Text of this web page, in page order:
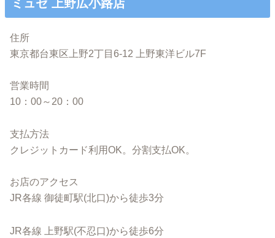
ミュゼ 上野広小路店
住所
東京都台東区上野2丁目6-12 上野東洋ビル7F
営業時間
10：00～20：00
支払方法
クレジットカード利用OK。分割支払OK。
お店のアクセス
JR各線 御徒町駅(北口)から徒歩3分
JR各線 上野駅(不忍口)から徒歩6分